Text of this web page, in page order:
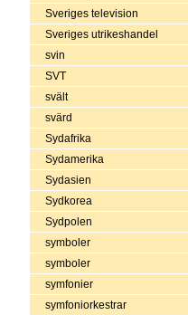
Sveriges television
Sveriges utrikeshandel
svin
SVT
svält
svärd
Sydafrika
Sydamerika
Sydasien
Sydkorea
Sydpolen
symboler
symboler
symfonier
symfoniorkestrar